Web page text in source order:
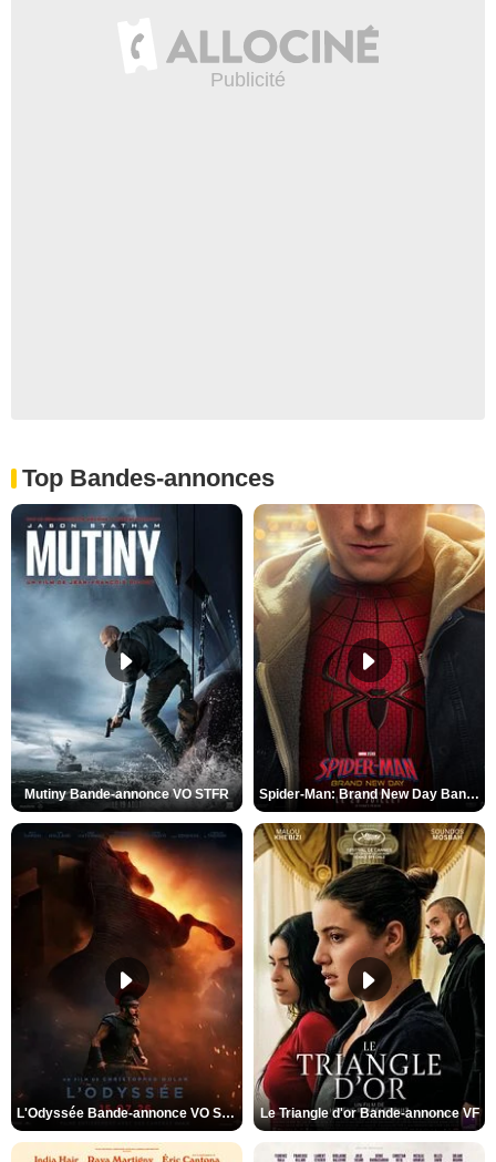
Top Bandes-annonces
Mutiny Bande-annonce VO STFR Spider-Man: Brand New Day Bande-annonce VO STFR
L'Odyssée Bande-annonce VO STFR Le Triangle d'or Bande-annonce VF